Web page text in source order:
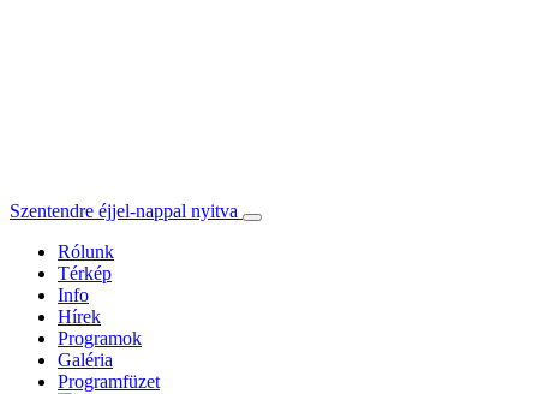
Szentendre éjjel-nappal nyitva
Rólunk
Térkép
Info
Hírek
Programok
Galéria
Programfüzet